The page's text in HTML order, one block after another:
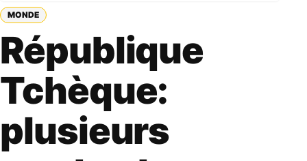
MONDE
République
Tchèque:
plusieurs